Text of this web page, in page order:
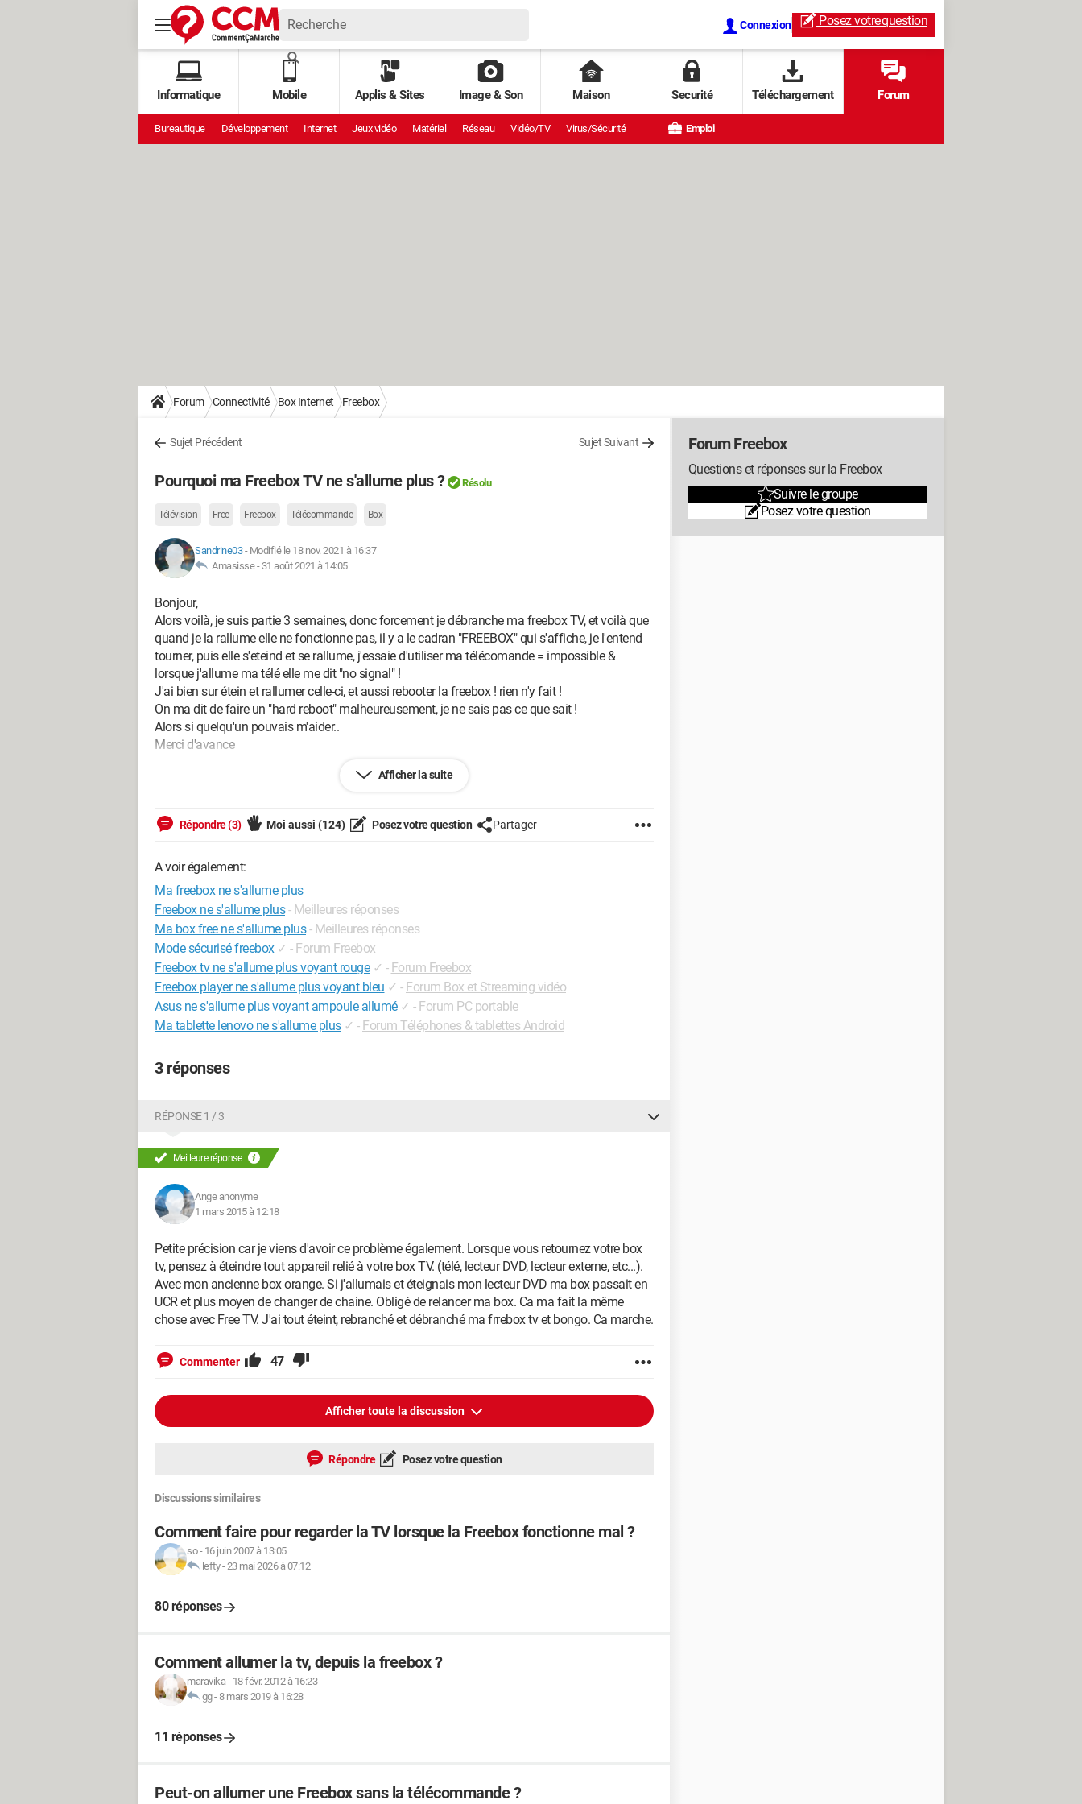
Connexion Posez votrequestion
Informatique Mobile Applis & Sites Image & Son Maison Securité Téléchargement Forum
Bureautique Développement Internet Jeux vidéo Matériel Réseau Vidéo/TV Virus/Sécurité Emploi
Forum Connectivité Box Internet Freebox
Sujet Précédent Sujet Suivant
Pourquoi ma Freebox TV ne s'allume plus ? Résolu
Télévision Free Freebox Télécommande Box
Sandrine03- Modifié le 18 nov. 2021 à 16:37
Amasisse - 31 août 2021 à 14:05
Bonjour,
Alors voilà, je suis partie 3 semaines, donc forcement je débranche ma freebox TV, et voilà que
quand je la rallume elle ne fonctionne pas, il y a le cadran "FREEBOX" qui s'affiche, je l'entend
tourner, puis elle s'eteind et se rallume, j'essaie d'utiliser ma télécomande = impossible &
lorsque j'allume ma télé elle me dit "no signal" !
J'ai bien sur étein et rallumer celle-ci, et aussi rebooter la freebox ! rien n'y fait !
On ma dit de faire un "hard reboot" malheureusement, je ne sais pas ce que sait !
Alors si quelqu'un pouvais m'aider..
Merci d'avance
Afficher la suite
Répondre (3) Moi aussi (124) Posez votre question Partager
A voir également:
Ma freebox ne s'allume plus
Freebox ne s'allume plus - Meilleures réponses
Ma box free ne s'allume plus - Meilleures réponses
Mode sécurisé freebox ✓ - Forum Freebox
Freebox tv ne s'allume plus voyant rouge ✓ - Forum Freebox
Freebox player ne s'allume plus voyant bleu ✓ - Forum Box et Streaming vidéo
Asus ne s'allume plus voyant ampoule allumé ✓ - Forum PC portable
Ma tablette lenovo ne s'allume plus ✓ - Forum Téléphones & tablettes Android
3 réponses
RÉPONSE 1 / 3
Meilleure réponse
Ange anonyme
1 mars 2015 à 12:18
Petite précision car je viens d'avoir ce problème également. Lorsque vous retournez votre box
tv, pensez à éteindre tout appareil relié à votre box TV. (télé, lecteur DVD, lecteur externe, etc...).
Avec mon ancienne box orange. Si j'allumais et éteignais mon lecteur DVD ma box passait en
UCR et plus moyen de changer de chaine. Obligé de relancer ma box. Ca ma fait la même
chose avec Free TV. J'ai tout éteint, rebranché et débranché ma frrebox tv et bongo. Ca marche.
Commenter 47
Afficher toute la discussion
Répondre Posez votre question
Discussions similaires
Comment faire pour regarder la TV lorsque la Freebox fonctionne mal ?
so- 16 juin 2007 à 13:05
lefty-23 mai 2026 à 07:12
80 réponses
Comment allumer la tv, depuis la freebox ?
maravika- 18 févr. 2012 à 16:23
gg-8 mars 2019 à 16:28
11 réponses
Peut-on allumer une Freebox sans la télécommande ?
Forum Freebox
Questions et réponses sur la Freebox
Suivre le groupe
Posez votre question